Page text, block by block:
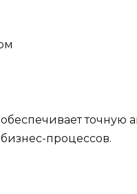
точную
процессов.